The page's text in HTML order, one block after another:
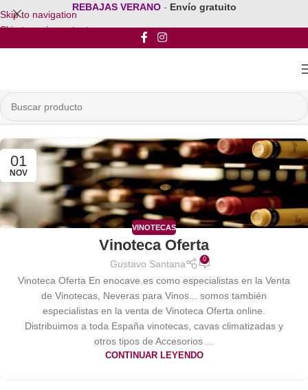
Skip to navigation
Skip to main content
REBAJAS VERANO - Envío gratuito
01
NOV
VINOTECAS
Vinoteca Oferta
Gustavo Santana 0
Vinoteca Oferta En enocave.es como especialistas en la Venta
de Vinotecas, Neveras para Vinos... somos también
especialistas en la venta de Vinoteca Oferta online.
Distribuimos a toda España vinotecas, cavas climatizadas y
otros tipos de Accesorios ...
CONTINUAR LEYENDO